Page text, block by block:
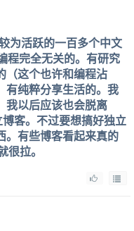
为活跃的一百多个中文
程完全无关的。有研究
（这个也许和编程沾
有纯粹分享生活的。我
我以后应该也会脱离
客。不过要想搞好独立
。有些博客看起来真的
拉。